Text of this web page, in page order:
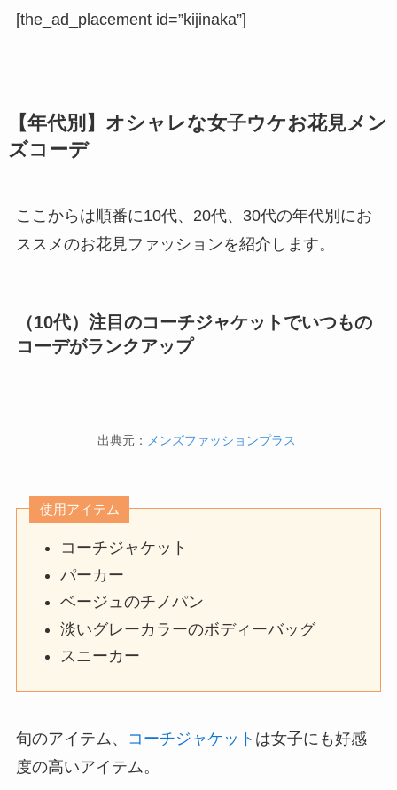
[the_ad_placement id=”kijinaka”]
【年代別】オシャレな女子ウケお花見メン
ズコーデ
ここからは順番に10代、20代、30代の年代別にお
ススメのお花見ファッションを紹介します。
（10代）注目のコーチジャケットでいつもの
コーデがランクアップ
出典元： メンズファッションプラス
使用アイテム
コーチジャケット
パーカー
ベージュのチノパン
淡いグレーカラーのボディーバッグ
スニーカー
旬のアイテム、 コーチジャケット は女子にも好感
度の高いアイテム。